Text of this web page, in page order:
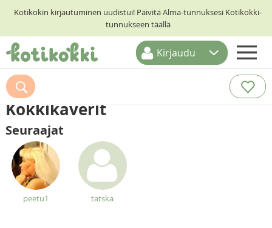
Kotikokin kirjautuminen uudistui! Päivitä Alma-tunnuksesi Kotikokki-
tunnukseen täällä
ETUSIVU
RESEPTIHAKU
RUOKATEEMAT
KESKUSTELUT
KOTIKOKIT
Kirjaudu
Kokkikaverit
Seuraajat
peetu1 tatska